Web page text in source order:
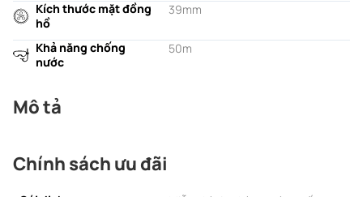
Kích thước mặt đồng
hồ
39mm
Khả năng chống
nước
50m
Mô tả
Chính sách ưu đãi